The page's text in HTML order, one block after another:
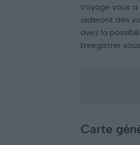
Voyage vous
aideront dès
avez la
Enregistrer
Carte